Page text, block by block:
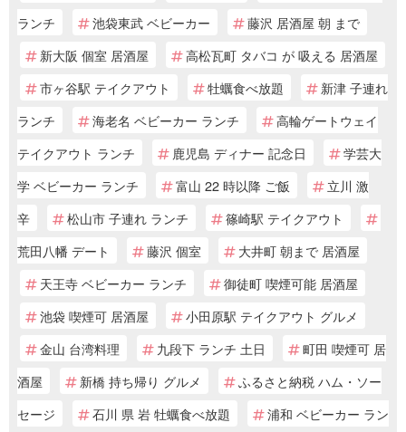
ランチ
池袋東武 ベビーカー
藤沢 居酒屋 朝 まで
新大阪 個室 居酒屋
高松瓦町 タバコ が 吸える 居酒屋
市ヶ谷駅 テイクアウト
牡蠣食べ放題
新津 子連れ
ランチ
海老名 ベビーカー ランチ
高輪ゲートウェイ
テイクアウト ランチ
鹿児島 ディナー 記念日
学芸大
学 ベビーカー ランチ
富山 22 時以降 ご飯
立川 激
辛
松山市 子連れ ランチ
篠崎駅 テイクアウト
荒田八幡 デート
藤沢 個室
大井町 朝まで 居酒屋
天王寺 ベビーカー ランチ
御徒町 喫煙可能 居酒屋
池袋 喫煙可 居酒屋
小田原駅 テイクアウト グルメ
金山 台湾料理
九段下 ランチ 土日
町田 喫煙可 居
酒屋
新橋 持ち帰り グルメ
ふるさと納税 ハム・ソー
セージ
石川 県 岩 牡蠣食べ放題 浦和 ベビーカー ラン